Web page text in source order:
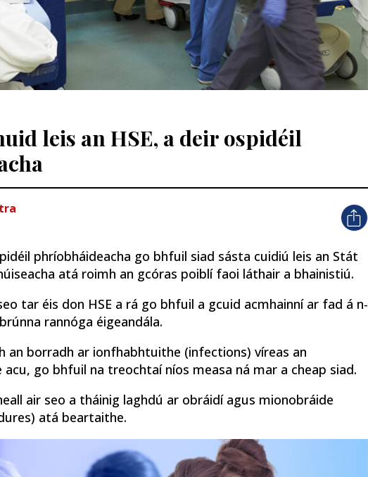
leis an HSE, a deir ospidéil
phríobháideacha go bhfuil siad sásta cuidiú leis an Stát
atá roimh an gcóras poiblí faoi láthair a bhainistiú.
tar éis don HSE a rá go bhfuil a gcuid acmhainní ar fad á n-
rannóga éigeandála.
an borradh ar ionfhabhtuithe (infections) víreas an
acu, go bhfuil na treochtaí níos measa ná mar a cheap siad.
air seo a tháinig laghdú ar obráidí agus mionobráide
atá beartaithe.